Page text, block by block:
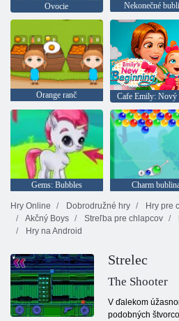
Ovocie Nekonečné
Orange ranč
Gems: Bubbles Charm
Hry Online
Dobrodružné hry Hry pre
Akčný Boys
Streľba pre chlapcov
Hry na Android
Strelec
The Shooter
V ďalekom
podobných